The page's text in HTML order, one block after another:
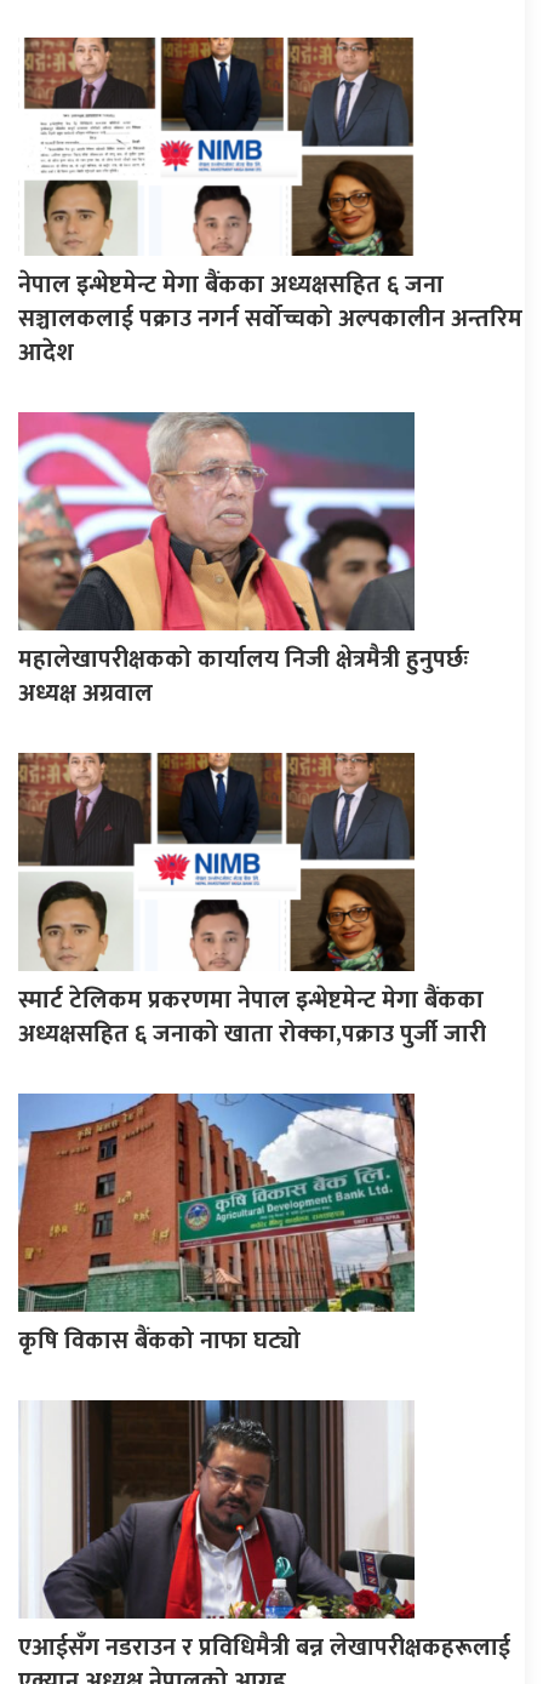
नेपाल इन्भेष्टमेन्ट मेगा बैंकका अध्यक्षसहित ६ जना
सञ्चालकलाई पक्राउ नगर्न सर्वोच्चको अल्पकालीन अन्तरिम
आदेश
महालेखापरीक्षकको कार्यालय निजी क्षेत्रमैत्री हुनुपर्छः
अध्यक्ष अग्रवाल
स्मार्ट टेलिकम प्रकरणमा नेपाल इन्भेष्टमेन्ट मेगा बैंकका
अध्यक्षसहित ६ जनाको खाता रोक्का,पक्राउ पुर्जी जारी
कृषि विकास बैंकको नाफा घट्यो
एआईसँग नडराउन र प्रविधिमैत्री बन्न लेखापरीक्षकहरूलाई